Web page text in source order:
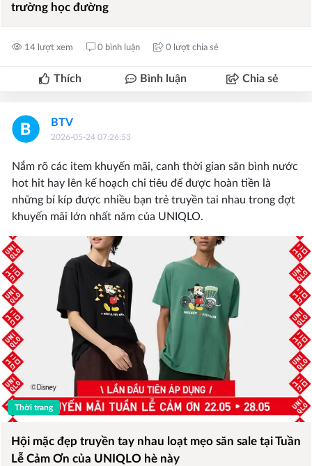
trường học đường
14 lượt xem 0 bình luận 0 lượt chia sẻ
Thích Bình luận Chia sẻ
BTV
2026-05-24 07:26:53
Nắm rõ các item khuyến mãi, canh thời gian săn bình nước
hot hit hay lên kế hoạch chi tiêu để được hoàn tiền là
những bí kíp được nhiều bạn trẻ truyền tai nhau trong đợt
khuyến mãi lớn nhất năm của UNIQLO.
Thời trang
Hội mặc đẹp truyền tay nhau loạt mẹo săn sale tại Tuần
Lễ Cảm Ơn của UNIQLO hè này